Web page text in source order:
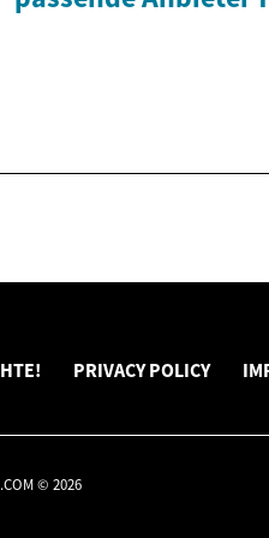
PRIVACY POLICY
© 2026